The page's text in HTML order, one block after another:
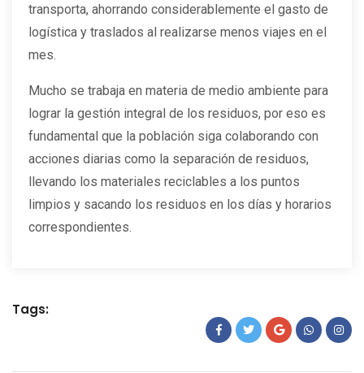
transporta, ahorrando considerablemente el gasto de
logística y traslados al realizarse menos viajes en el
mes.
Mucho se trabaja en materia de medio ambiente para
lograr la gestión integral de los residuos, por eso es
fundamental que la población siga colaborando con
acciones diarias como la separación de residuos,
llevando los materiales reciclables a los puntos
limpios y sacando los residuos en los días y horarios
correspondientes.
Tags: